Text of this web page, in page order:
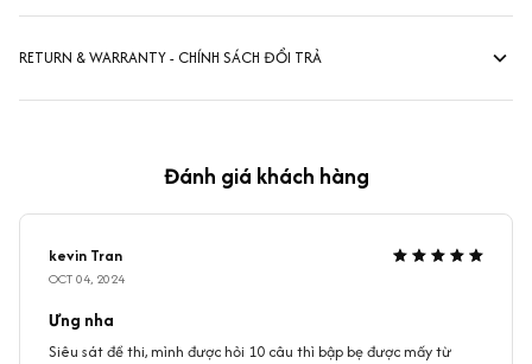
RETURN & WARRANTY - CHÍNH SÁCH ĐỔI TRẢ
Đánh giá khách hàng
kevin Tran
OCT 04, 2024
Ưng nha
Siêu sát đề thi, mình được hỏi 10 câu thì bập bẹ được mấy từ